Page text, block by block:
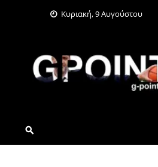
Κυριακή, 9 Αυγούστου
G-